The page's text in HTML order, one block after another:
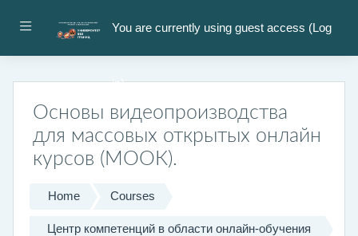
Side panel You are currently using guest access (Log
in)
Основы видеопроизводства
для массовых открытых онлайн
курсов (МООК).
Home Courses
Центр компетенций в области онлайн-обучения